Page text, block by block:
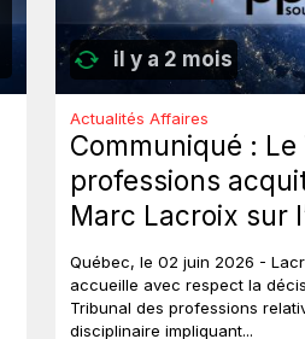
il y a 2 mois
Actualités Affaires
Communiqué :
professions
Marc Lacroix sur
des chefs et met
près de six ans
disciplinaires.
Québec, le 02 juin 2026 -
accueille avec respect la
Tribunal des professions
disciplinaire impliquant...